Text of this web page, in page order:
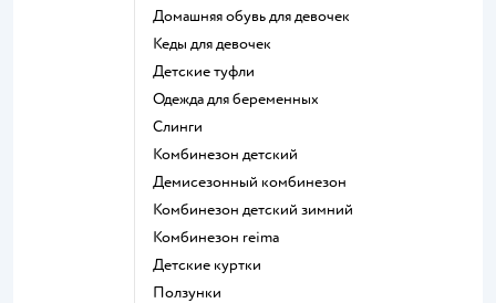
Домашняя обувь для девочек
Кеды для девочек
Детские туфли
Одежда для беременных
Слинги
Комбинезон детский
Демисезонный комбинезон
Комбинезон детский зимний
Комбинезон reima
Детские куртки
Ползунки